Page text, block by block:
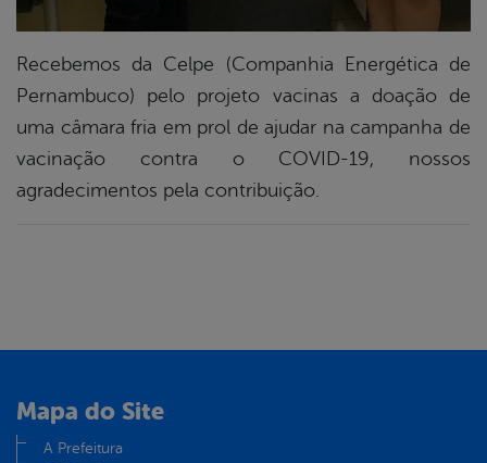
Recebemos da Celpe (Companhia Energética de
Pernambuco) pelo projeto vacinas a doação de
uma câmara fria em prol de ajudar na campanha de
vacinação contra o COVID-19, nossos
agradecimentos pela contribuição.
Mapa do Site
A Prefeitura